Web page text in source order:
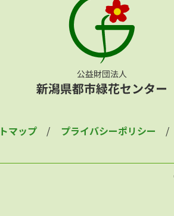
マップ プライバシーポリシー